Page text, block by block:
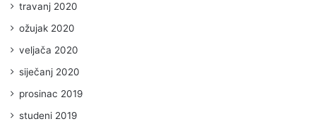
travanj 2020
ožujak 2020
veljača 2020
siječanj 2020
prosinac 2019
studeni 2019